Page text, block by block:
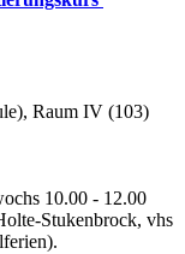
Raum IV (103)
10.00 - 12.00
Stukenbrock, vhs